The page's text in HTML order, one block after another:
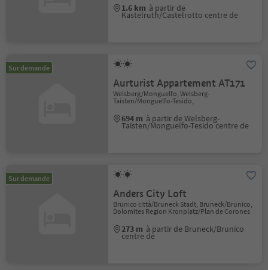
1.6 km à partir de
Kastelruth/Castelrotto centre de
Sur demande
Aurturist Appartement AT171
Welsberg/Monguelfo, Welsberg-
Taisten/Monguelfo-Tesido,
694 m à partir de Welsberg-
Taisten/Monguelfo-Tesido centre de
Sur demande
Anders City Loft
Brunico città/Bruneck Stadt, Bruneck/Brunico,
Dolomites Region Kronplatz/Plan de Corones
273 m à partir de Bruneck/Brunico
centre de